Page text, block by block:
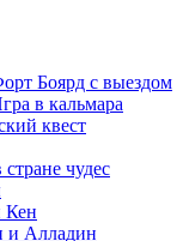
Боярд с выездом
в кальмара
квест
чудес
Кен
и Алладин